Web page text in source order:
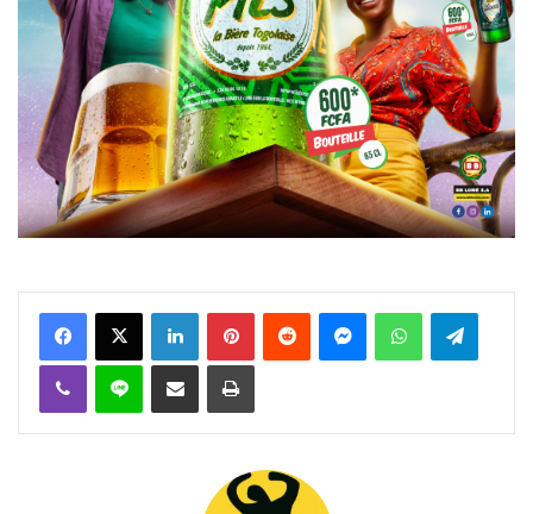
FacebookX Linkedin PinterestReddit MessengerWhatsAppTelegram
Viber Ligne Partager par email Imprimer